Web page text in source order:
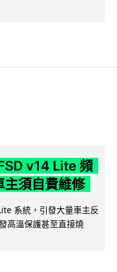
v14 Lite 頻
主須自費維修
系統，引發大量車主反
高溫保護甚至直接燒